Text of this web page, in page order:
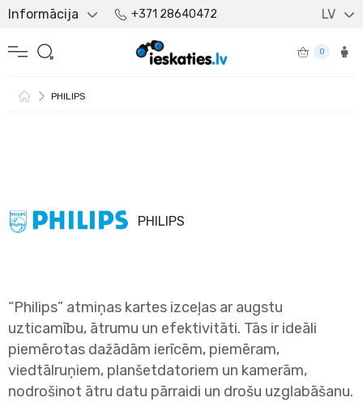
Informācija +371 28640472 LV
0
PHILIPS
PHILIPS
“Philips” atmiņas kartes izceļas ar augstu
uzticamību, ātrumu un efektivitāti. Tās ir ideāli
piemērotas dažādām ierīcēm, piemēram,
viedtālruņiem, planšetdatoriem un kamerām,
nodrošinot ātru datu pārraidi un drošu uzglabāšanu.